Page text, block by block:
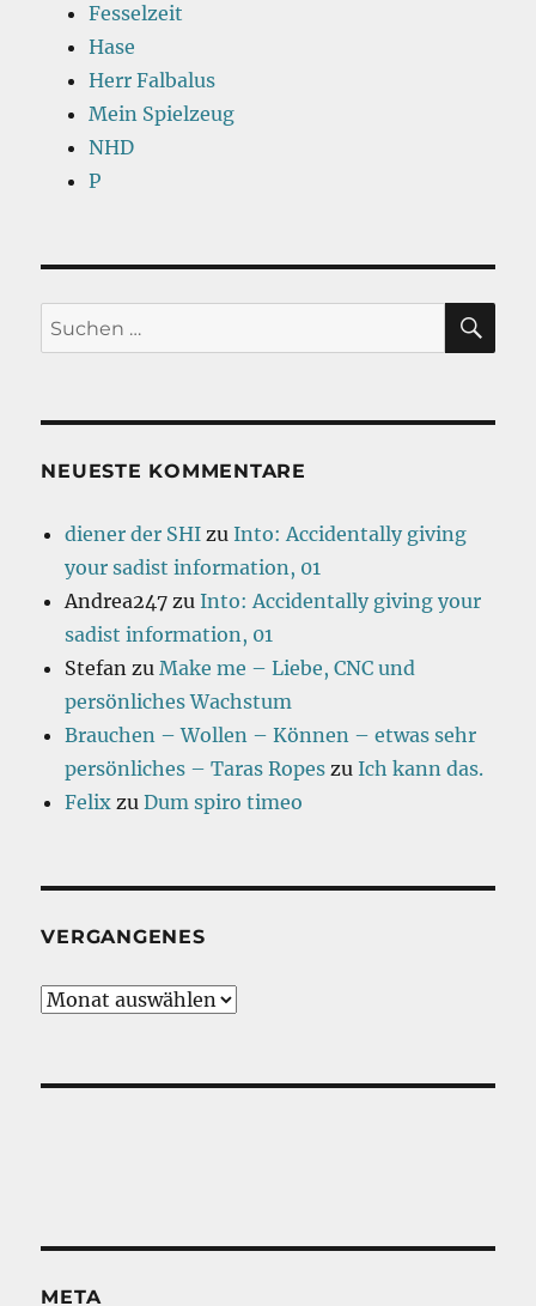
Fesselzeit
Hase
Herr Falbalus
Mein Spielzeug
NHD
P
Suchen
nach:
NEUESTE KOMMENTARE
diener der SHI zuInto: Accidentally giving
your sadist information, 01
Andrea247 zuInto: Accidentally giving your
sadist information, 01
Stefan zuMake me – Liebe, CNC und
persönliches Wachstum
Brauchen – Wollen – Können – etwas sehr
persönliches – Taras Ropes zuIch kann das.
Felix zuDum spiro timeo
VERGANGENES
Vergangenes
META